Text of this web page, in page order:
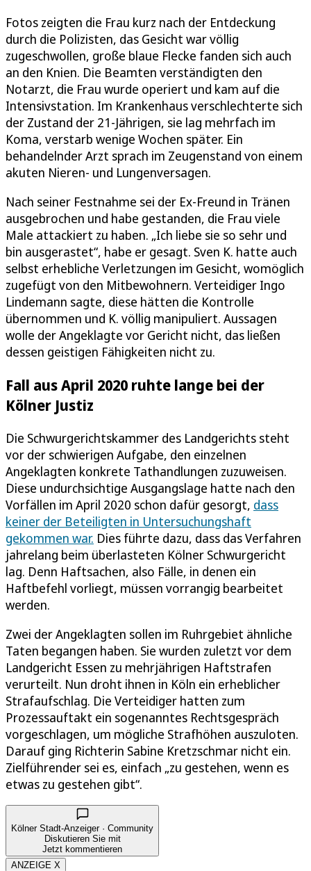
Fotos zeigten die Frau kurz nach der Entdeckung
durch die Polizisten, das Gesicht war völlig
zugeschwollen, große blaue Flecke fanden sich auch
an den Knien. Die Beamten verständigten den
Notarzt, die Frau wurde operiert und kam auf die
Intensivstation. Im Krankenhaus verschlechterte sich
der Zustand der 21-Jährigen, sie lag mehrfach im
Koma, verstarb wenige Wochen später. Ein
behandelnder Arzt sprach im Zeugenstand von einem
akuten Nieren- und Lungenversagen.
Nach seiner Festnahme sei der Ex-Freund in Tränen
ausgebrochen und habe gestanden, die Frau viele
Male attackiert zu haben. „Ich liebe sie so sehr und
bin ausgerastet“, habe er gesagt. Sven K. hatte auch
selbst erhebliche Verletzungen im Gesicht, womöglich
zugefügt von den Mitbewohnern. Verteidiger Ingo
Lindemann sagte, diese hätten die Kontrolle
übernommen und K. völlig manipuliert. Aussagen
wolle der Angeklagte vor Gericht nicht, das ließen
dessen geistigen Fähigkeiten nicht zu.
Fall aus April 2020 ruhte lange bei der
Kölner Justiz
Die Schwurgerichtskammer des Landgerichts steht
vor der schwierigen Aufgabe, den einzelnen
Angeklagten konkrete Tathandlungen zuzuweisen.
Diese undurchsichtige Ausgangslage hatte nach den
Vorfällen im April 2020 schon dafür gesorgt, dass
keiner der Beteiligten in Untersuchungshaft
gekommen war. Dies führte dazu, dass das Verfahren
jahrelang beim überlasteten Kölner Schwurgericht
lag. Denn Haftsachen, also Fälle, in denen ein
Haftbefehl vorliegt, müssen vorrangig bearbeitet
werden.
Zwei der Angeklagten sollen im Ruhrgebiet ähnliche
Taten begangen haben. Sie wurden zuletzt vor dem
Landgericht Essen zu mehrjährigen Haftstrafen
verurteilt. Nun droht ihnen in Köln ein erheblicher
Strafaufschlag. Die Verteidiger hatten zum
Prozessauftakt ein sogenanntes Rechtsgespräch
vorgeschlagen, um mögliche Strafhöhen auszuloten.
Darauf ging Richterin Sabine Kretzschmar nicht ein.
Zielführender sei es, einfach „zu gestehen, wenn es
etwas zu gestehen gibt“.
Kölner Stadt-Anzeiger · Community
Diskutieren Sie mit
Jetzt kommentieren
ANZEIGE X